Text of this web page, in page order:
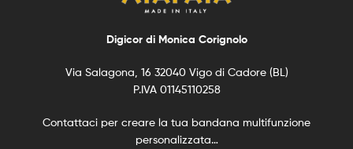
Digicor di Monica Corignolo
Via Salagona, 16 32040 Vigo di Cadore (BL)
P.IVA 01145110258
Contattaci per creare la tua bandana multifunzione
personalizzata…